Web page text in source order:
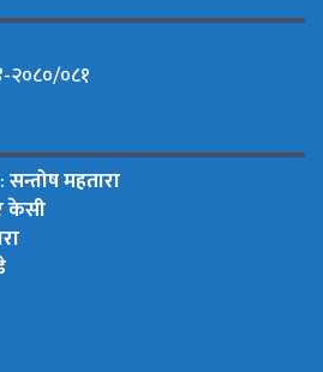
२०८०/०८१
सन्तोष महतारा
केसी